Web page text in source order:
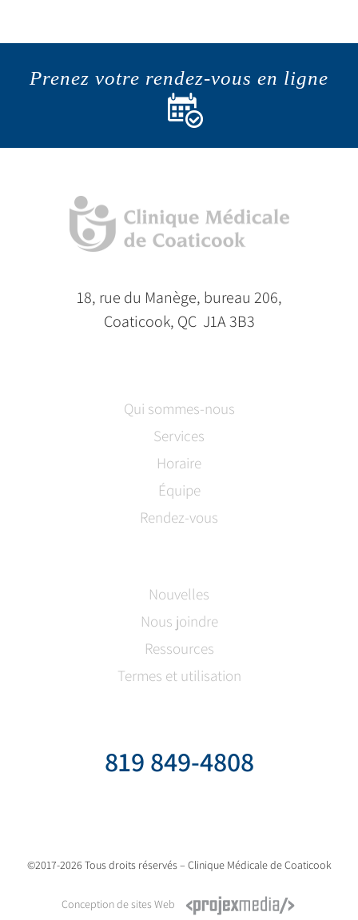
Prenez votre rendez-vous en ligne
18, rue du Manège, bureau 206,
Coaticook, QC J1A 3B3
Qui sommes-nous
Services
Horaire
Équipe
Rendez-vous
Nouvelles
Nous joindre
Ressources
Termes et utilisation
819 849-4808
©2017-2026 Tous droits réservés – Clinique Médicale de Coaticook
Conception de sites Web